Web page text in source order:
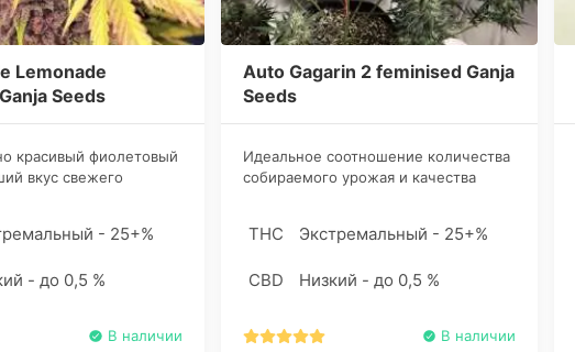
Lemonade
Seeds
красивый фиолетовый
вкус свежего
уровень ТГК делают
- 25+%
- до 0,5 %
В наличии
Auto Gagarin 2 feminised Ganja
Seeds
​Идеальное соотношение количества
собираемого урожая и качества
Для выведения стрейна также
скрещивание с оригинальной
THC Экстремальный - 25+%
CBD Низкий - до 0,5 %
В наличии